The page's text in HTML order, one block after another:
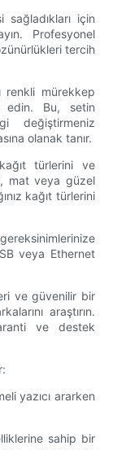
sağladıkları için
Profesyonel
tercih
renkli mürekkep
edin. Bu, setin
değiştirmeniz
olanak tanır.
kağıt türlerini ve
mat veya güzel
kağıt türlerini
veya Ethernet
ve güvenilir bir
araştırın.
ve destek
yazıcı ararken
sahip bir